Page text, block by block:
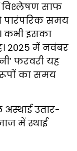
विश्लेषण साफ
समय
कभी इसका
2025 में नवंबर
फरवरी यह
का समय
उतार-
में स्थाई